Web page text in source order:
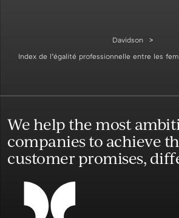
Davidson
Index de l’égalité professionnelle entre les
We help the most
companies to achieve
customer promises,